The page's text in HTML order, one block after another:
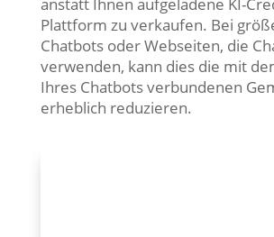
Plattform zu verkaufen. Bei
Chatbots oder Webseiten, die
verwenden, kann dies die mit
Ihres Chatbots verbundenen
erheblich reduzieren.